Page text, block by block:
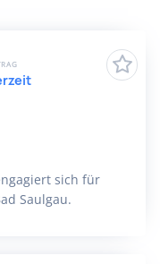
sich für
Saulgau.